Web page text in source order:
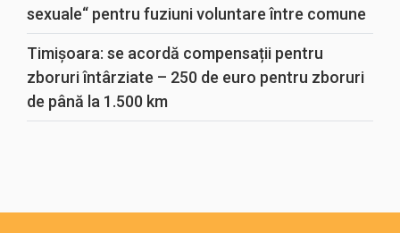
sexuale“ pentru fuziuni voluntare între comune
Timișoara: se acordă compensații pentru
zboruri întârziate – 250 de euro pentru zboruri
de până la 1.500 km